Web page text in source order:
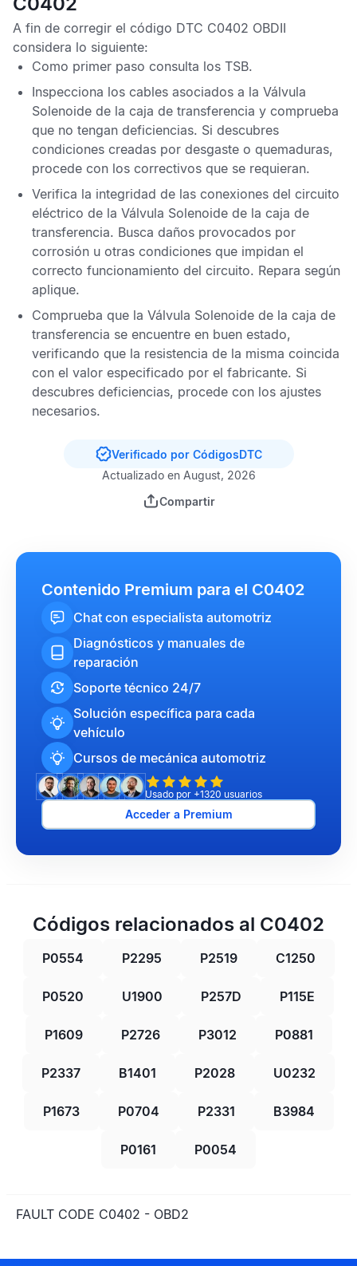
A fin de corregir el código DTC C0402 OBDII
considera lo siguiente:
Como primer paso consulta los TSB.
Inspecciona los cables asociados a la Válvula
Solenoide de la caja de transferencia y comprueba
que no tengan deficiencias. Si descubres
condiciones creadas por desgaste o quemaduras,
procede con los correctivos que se requieran.
Verifica la integridad de las conexiones del circuito
eléctrico de la Válvula Solenoide de la caja de
transferencia. Busca daños provocados por
corrosión u otras condiciones que impidan el
correcto funcionamiento del circuito. Repara según
aplique.
Comprueba que la Válvula Solenoide de la caja de
transferencia se encuentre en buen estado,
verificando que la resistencia de la misma coincida
con el valor especificado por el fabricante. Si
descubres deficiencias, procede con los ajustes
necesarios.
Verificado por CódigosDTC
Actualizado en August, 2026
Compartir
Contenido Premium para el C0402
Chat con especialista automotriz
Diagnósticos y manuales de
reparación
Soporte técnico 24/7
Solución específica para cada
vehículo
Cursos de mecánica automotriz
Usado por +1320 usuarios
Acceder a Premium
Códigos relacionados al C0402
P0554 P2295 P2519 C1250
P0520 U1900 P257D P115E
P1609 P2726 P3012 P0881
P2337 B1401 P2028 U0232
P1673 P0704 P2331 B3984
P0161 P0054
FAULT CODE C0402 - OBD2